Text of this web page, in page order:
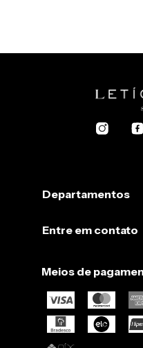
Departamentos
Entre em contato
Meios de